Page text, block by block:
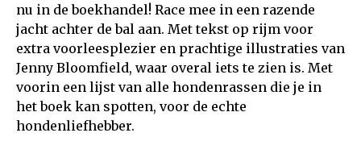
nu in de boekhandel! Race mee in een razende
jacht achter de bal aan. Met tekst op rijm voor
extra voorleesplezier en prachtige illustraties van
Jenny Bloomfield, waar overal iets te zien is. Met
voorin een lijst van alle hondenrassen die je in
het boek kan spotten, voor de echte
hondenliefhebber.